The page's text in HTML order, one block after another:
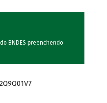
BNDES preenchendo